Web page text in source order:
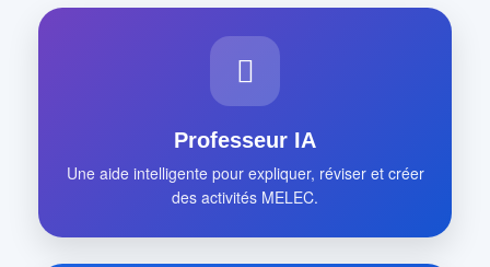
Professeur IA
Une aide intelligente pour expliquer, réviser et créer
des activités MELEC.